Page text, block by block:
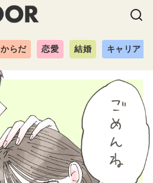
からだ 恋愛 結婚 キャリア